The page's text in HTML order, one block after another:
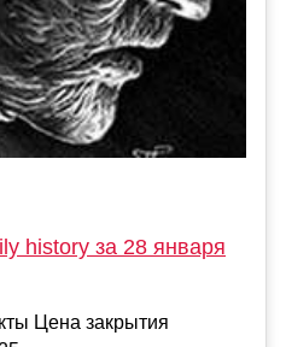
history за 28 января
Цена закрытия